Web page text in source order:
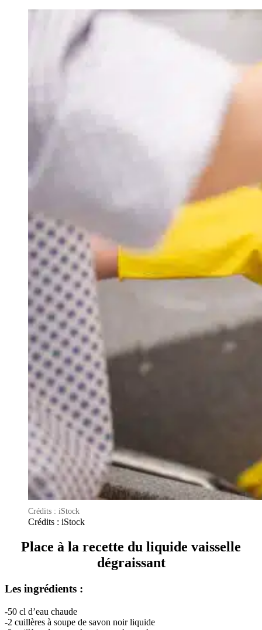
Crédits : iStock
Crédits : iStock
Place à la recette du liquide vaisselle
dégraissant
Les ingrédients :
-50 cl d’eau chaude
-2 cuillères à soupe de savon noir liquide